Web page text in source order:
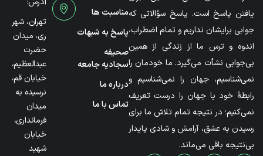
یافتن پاسخ است. پاسخ سؤالاتی که
جوابی برایشان نداریم و تمام اضطراب،
اندوه و ترس ما از زندگی از همین
بی‌جوابی نشأت می‌گیرد. ما خودمان را
نمی‌شناسیم، جهان را نمی‌شناسیم و
رابطۀ خود با جهان را درست تعریف
نمی‌کنیم؛ در نتیجه تمام تلاش ما برای
رسیدن به عشق، آرامش و شادی پایدار
بی‌نتیجه باقی می‌ماند.
مناسبت ها
پاسخ به شبهات
صحیفه
سجادیه جامعه
درباره ما
تماس با ما
تهران، شهر
ری، میدان
حضرت
عبدالعظیم،
خیابان قم،
نرسیده به
میدان
فرمانداری،
خیابان
شهید